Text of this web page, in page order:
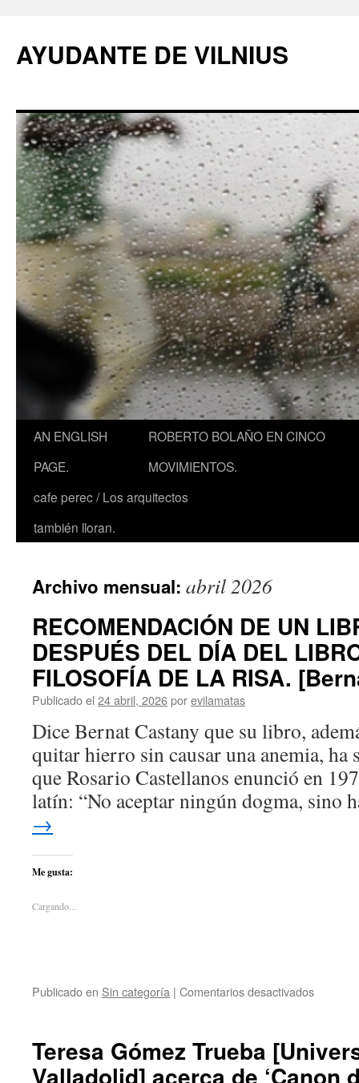
AYUDANTE DE VILNIUS
AN ENGLISH
PAGE.
ROBERTO BOLAÑO EN CINCO
MOVIMIENTOS.
cafe perec / Los arquitectos
también lloran.
Archivo mensual: abril 2026
RECOMENDACIÓN DE UN
DESPUÉS DEL DÍA DEL
FILOSOFÍA DE LA RISA.
Publicado el 24 abril, 2026porevilamatas
Dice Bernat Castany que su libro,
quitar hierro sin causar una anemia, ha
que Rosario Castellanos enunció en
latín: “No aceptar ningún dogma, sino
→
Me gusta:
Cargando...
Publicado en Sin categoría | Comentarios desactivados
Teresa Gómez Trueba
Valladolid] acerca de ‘Canon